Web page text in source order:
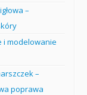
–
i modelowanie
–
poprawa